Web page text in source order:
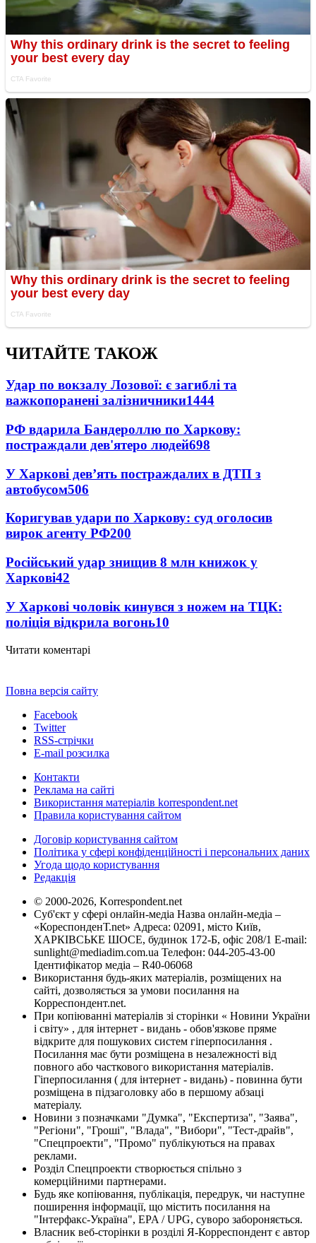
ЧИТАЙТЕ ТАКОЖ
Удар по вокзалу Лозової: є загиблі та
важкопоранені залізничники1444
РФ вдарила Бандероллю по Харкову:
постраждали дев'ятеро людей698
У Харкові дев’ять постраждалих в ДТП з
автобусом506
Коригував удари по Харкову: суд оголосив
вирок агенту РФ200
Російський удар знищив 8 млн книжок у
Харкові42
У Харкові чоловік кинувся з ножем на ТЦК:
поліція відкрила вогонь10
Читати коментарі
Повна версія сайту
Facebook
Twitter
RSS-стрічки
E-mail розсилка
Контакти
Реклама на сайті
Використання матеріалів korrespondent.net
Правила користування сайтом
Договір користування сайтом
Політика у сфері конфіденційності і персональних даних
Угода щодо користування
Редакція
© 2000-2026, Korrespondent.net
Суб'єкт у сфері онлайн-медіа Назва онлайн-медіа –
«КореспонденТ.net» Адреса: 02091, місто Київ,
ХАРКІВСЬКЕ ШОСЕ, будинок 172-Б, офіс 208/1 E-mail:
sunlight@mediadim.com.ua Телефон: 044-205-43-00
Ідентифікатор медіа – R40-06068
Використання будь-яких матеріалів, розміщених на
сайті, дозволяється за умови посилання на
Корреспондент.net.
При копіюванні матеріалів зі сторінки « Новини України
і світу» , для інтернет - видань - обов'язкове пряме
відкрите для пошукових систем гіперпосилання .
Посилання має бути розміщена в незалежності від
повного або часткового використання матеріалів.
Гіперпосилання ( для інтернет - видань) - повинна бути
розміщена в підзаголовку або в першому абзаці
матеріалу.
Новини з позначками "Думка", "Експертиза", "Заява",
"Регіони", "Гроші", "Влада", "Вибори", "Тест-драйв",
"Спецпроекти", "Промо" публікуються на правах
реклами.
Розділ Спецпроекти створюється спільно з
комерційними партнерами.
Будь яке копіювання, публікація, передрук, чи наступне
поширення інформації, що містить посилання на
"Інтерфакс-Україна", EPA / UPG, суворо забороняється.
Власник веб-сторінки в розділі Я-Корреспондент є автор